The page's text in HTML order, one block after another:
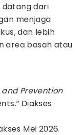
datang dari
menjaga
dan lebih
area basah atau
Prevention
Diakses
Mei 2026.